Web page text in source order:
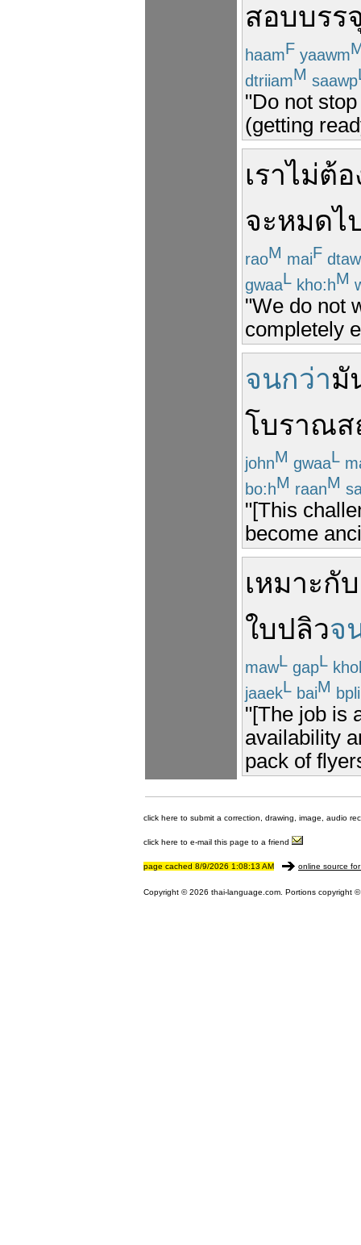
สอบบรร
haamF yaawm
dtriiamM saawp
"Do not
(getting
เราไม่ต้อ
จะหมดไ
raoM maiF
gwaaL kho:hM
"We do not
completely
จนกว่ามั
โบราณส
johnM gwaaL
bo:hM raanM
"[This
become
เหมาะกับ
ใบปลิวจ
mawL gapL
jaaekL baiM
"[The job is
availability
pack of
click here to submit a correction, drawing, image, audio
click here to e-mail this page to a friend
page cached 8/9/2026 1:08:13 AM online source
Copyright © 2026 thai-language.com. Portions copyright